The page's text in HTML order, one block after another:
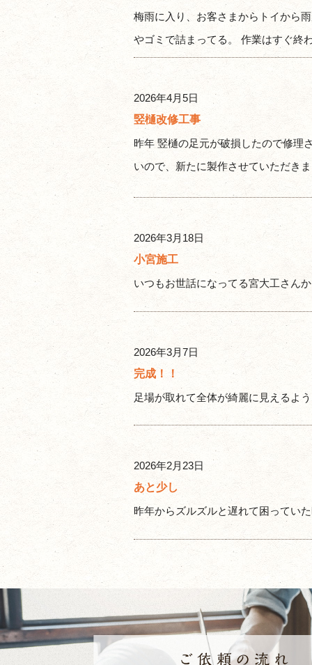
梅雨に入り、お客さまからトイから
やゴミで詰まってる。 作業はすぐ終
2026年4月5日
竪樋改修工事
昨年 竪樋の足元が破損したので修理
いので、新たに製作させていただき
2026年3月18日
小宮施工
いつもお世話になってる宮大工さん
2026年3月7日
完成！！
足場が取れて全体が綺麗に見えるよ
2026年2月23日
あと少し
昨年からズルズルと遅れて困ってい